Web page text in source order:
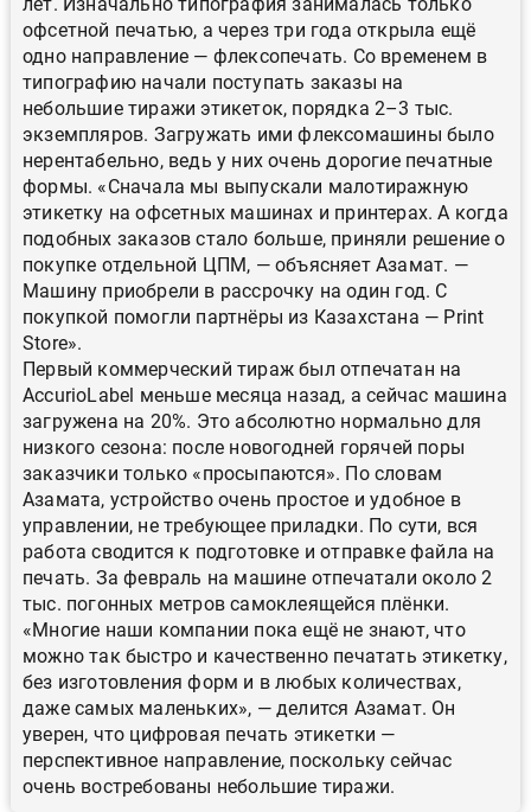
офсетной печатью, а через три года открыла ещё
одно направление — флексопечать. Со временем в
типографию начали поступать заказы на
небольшие тиражи этикеток, порядка 2–3 тыс.
экземпляров. Загружать ими флексомашины было
нерентабельно, ведь у них очень дорогие печатные
формы. «Сначала мы выпускали малотиражную
этикетку на офсетных машинах и принтерах. А когда
подобных заказов стало больше, приняли решение о
покупке отдельной ЦПМ, — объясняет Азамат. —
Машину приобрели в рассрочку на один год. С
покупкой помогли партнёры из Казахстана — Print
Store».
Первый коммерческий тираж был отпечатан на
AccurioLabel меньше месяца назад, а сейчас машина
загружена на 20%. Это абсолютно нормально для
низкого сезона: после новогодней горячей поры
заказчики только «просыпаются». По словам
Азамата, устройство очень простое и удобное в
управлении, не требующее приладки. По сути, вся
работа сводится к подготовке и отправке файла на
печать. За февраль на машине отпечатали около 2
тыс. погонных метров самоклеящейся плёнки.
«Многие наши компании пока ещё не знают, что
можно так быстро и качественно печатать этикетку,
без изготовления форм и в любых количествах,
даже самых маленьких», — делится Азамат. Он
уверен, что цифровая печать этикетки —
перспективное направление, поскольку сейчас
очень востребованы небольшие тиражи.